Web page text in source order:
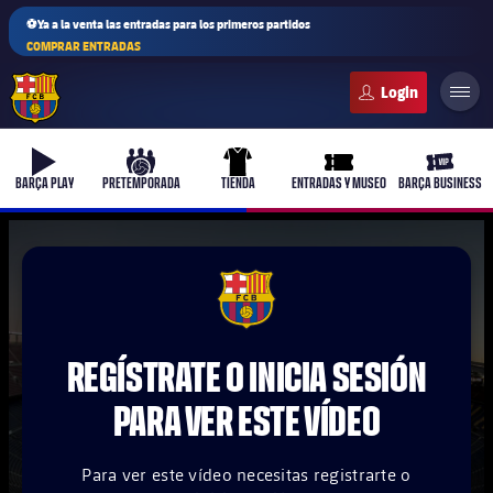
⚽Ya a la venta las entradas para los primeros partidos
COMPRAR ENTRADAS
b-play
BARÇA PLAY
culers-ball
PRETEMPORADA
uniform
TIENDA
ticket-full
ENTRADAS Y MUSEO
ticket-
BARÇA BUSINESS
plusicon
plusicon
más
FCB Barcelona badge
REGÍSTRATE O INICIA SESIÓN
PARA VER ESTE VÍDEO
Para ver este vídeo necesitas registrarte o